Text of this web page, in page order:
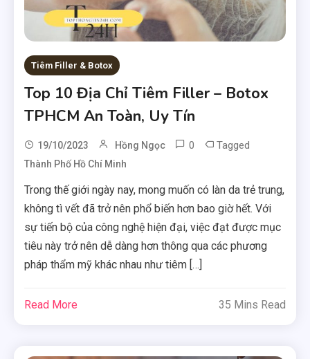
Tiêm Filler & Botox
Top 10 Địa Chỉ Tiêm Filler – Botox
TPHCM An Toàn, Uy Tín
19/10/2023 Hồng Ngọc 0 Tagged
Thành Phố Hồ Chí Minh
Trong thế giới ngày nay, mong muốn có làn da trẻ trung,
không tì vết đã trở nên phổ biến hơn bao giờ hết. Với
sự tiến bộ của công nghệ hiện đại, việc đạt được mục
tiêu này trở nên dễ dàng hơn thông qua các phương
pháp thẩm mỹ khác nhau như tiêm […]
Read More 35 Mins Read